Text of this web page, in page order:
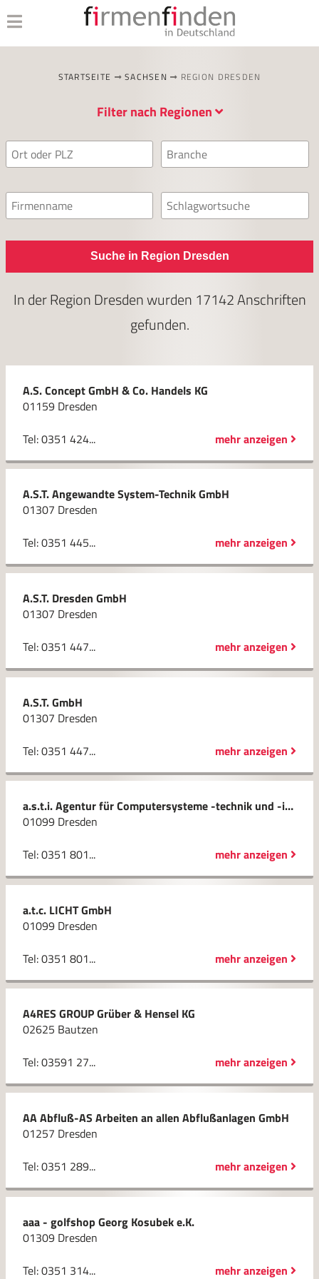
STARTSEITE SACHSEN REGION DRESDEN
Filter nach Regionen
Suche in Region Dresden
In der Region Dresden wurden 17142Anschriften
gefunden.
A.S. Concept GmbH & Co. Handels KG
01159 Dresden
Tel: 0351 424...
mehr anzeigen
A.S.T. Angewandte System-Technik GmbH
01307 Dresden
Tel: 0351 445...
mehr anzeigen
A.S.T. Dresden GmbH
01307 Dresden
Tel: 0351 447...
mehr anzeigen
A.S.T. GmbH
01307 Dresden
Tel: 0351 447...
mehr anzeigen
a.s.t.i. Agentur für Computersysteme -technik und -innovation GmbH
01099 Dresden
Tel: 0351 801...
mehr anzeigen
a.t.c. LICHT GmbH
01099 Dresden
Tel: 0351 801...
mehr anzeigen
A4RES GROUP Grüber & Hensel KG
02625 Bautzen
Tel: 03591 27...
mehr anzeigen
AA Abfluß-AS Arbeiten an allen Abflußanlagen GmbH
01257 Dresden
Tel: 0351 289...
mehr anzeigen
aaa - golfshop Georg Kosubek e.K.
01309 Dresden
Tel: 0351 314...
mehr anzeigen